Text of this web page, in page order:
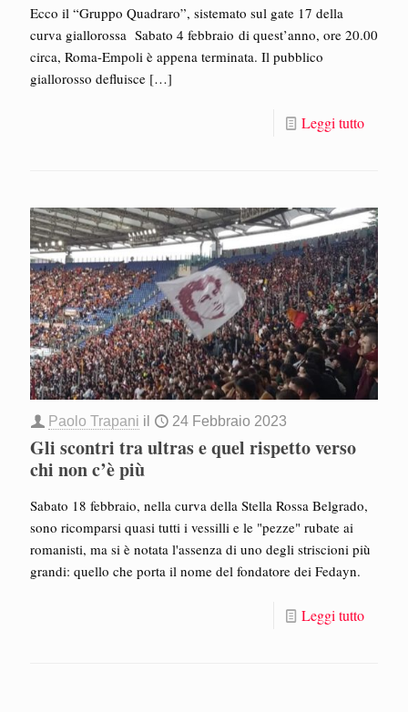
Ecco il “Gruppo Quadraro”, sistemato sul gate 17 della
curva giallorossa Sabato 4 febbraio di quest’anno, ore 20.00
circa, Roma-Empoli è appena terminata. Il pubblico
giallorosso defluisce […]
Leggi tutto
Paolo Trapani il 24 Febbraio 2023
Gli scontri tra ultras e quel rispetto verso
chi non c’è più
Sabato 18 febbraio, nella curva della Stella Rossa Belgrado,
sono ricomparsi quasi tutti i vessilli e le "pezze" rubate ai
romanisti, ma si è notata l'assenza di uno degli striscioni più
grandi: quello che porta il nome del fondatore dei Fedayn.
Leggi tutto